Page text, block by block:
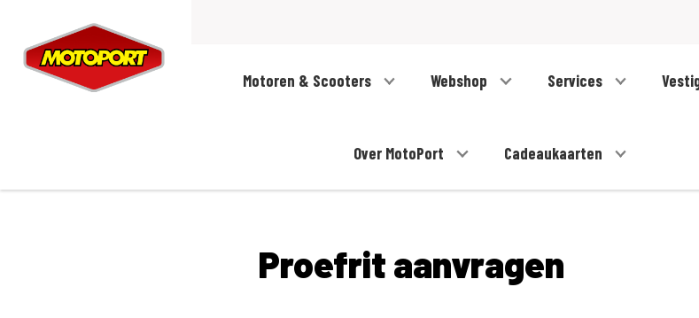
Motoren & Scooters Webshop Services
Over MotoPort Cadeaukaarten
Proefrit aanvragen